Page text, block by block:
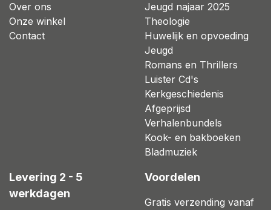
Over ons
Onze winkel
Contact
Jeugd najaar 2025
Theologie
Huwelijk en opvoeding
Jeugd
Romans en Thrillers
Luister Cd's
Kerkgeschiedenis
Afgeprijsd
Verhalenbundels
Kook- en bakboeken
Bladmuziek
Levering 2 - 5
werkdagen
Voordelen
Gratis verzending vanaf